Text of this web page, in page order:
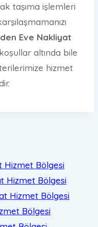
taşıma işlemleri
Eve Nakliyat
altında bile
hizmet
Hizmet Bölgesi
Hizmet Bölgesi
Hizmet Bölgesi
Bölgesi